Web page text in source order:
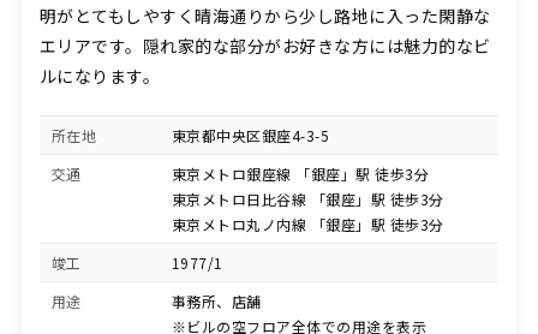
明がとてもしやすく晴海通りから少し路地に入った閑静な
エリアです。隠れ家的な部分がお好きな方には魅力的なビ
ルになります。
所在地
東京都中央区銀座4-3-5
交通
東京メトロ銀座線 「銀座」駅 徒歩3分
東京メトロ日比谷線 「銀座」駅 徒歩3分
東京メトロ丸ノ内線 「銀座」駅 徒歩3分
竣工
1977/1
用途
事務所、店舗
※ビルの空フロア全体での用途を表示